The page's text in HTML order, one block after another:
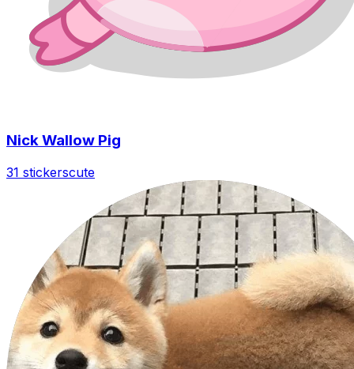
Nick Wallow Pig
31 stickerscute